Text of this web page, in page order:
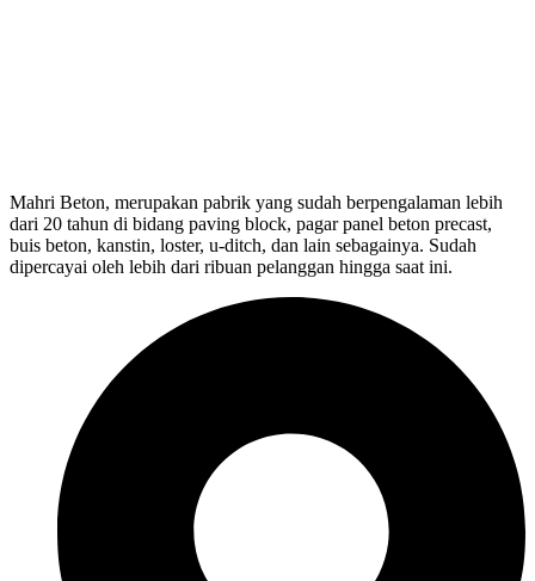
Mahri Beton, merupakan pabrik yang sudah berpengalaman lebih
dari 20 tahun di bidang paving block, pagar panel beton precast,
buis beton, kanstin, loster, u-ditch, dan lain sebagainya. Sudah
dipercayai oleh lebih dari ribuan pelanggan hingga saat ini.